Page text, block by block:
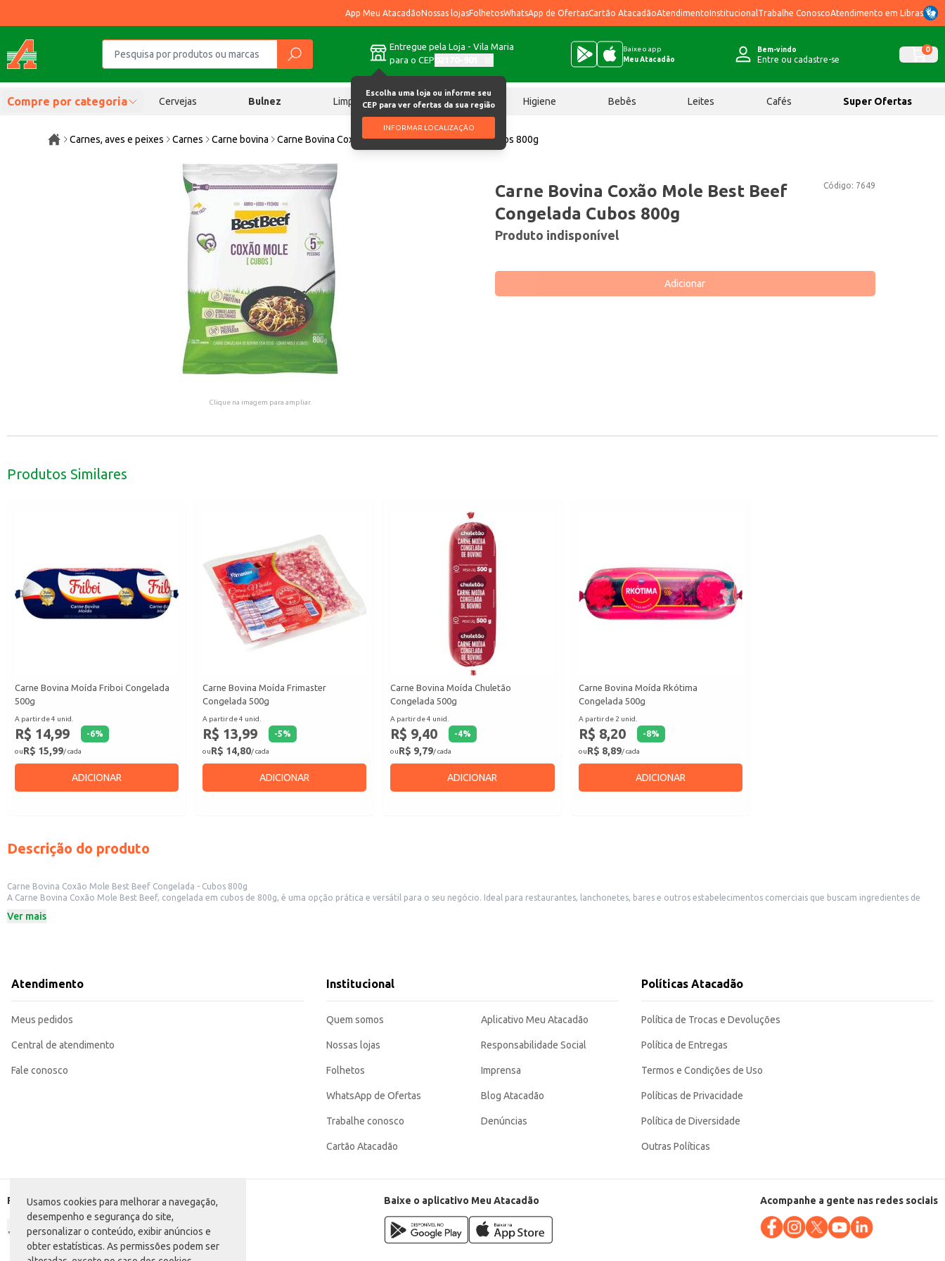
Usamos cookies para melhorar a navegação,
desempenho e segurança do site,
personalizar o conteúdo, exibir anúncios e
obter estatísticas. As permissões podem ser
App Meu AtacadãoNossas lojasFolhetosWhatsApp de OfertasCartão AtacadãoAtendimentoInstitucional Trabalhe ConoscoAtendimento em Libras
Entregue pela Loja - Vila Maria
para o CEP
Escolha uma loja ou informe seu
CEP para ver ofertas da sua região
INFORMAR LOCALIZAÇÃO
Baixe o app
Meu Atacadão
Bem-vindo
Entre ou cadastre-se
0
Compre por categoria Cervejas Bulnez Limpeza Chocolates Higiene Bebês Leites Cafés Super Ofertas
Carnes, aves e peixes Carnes Carne bovina Carne Bovina Coxão Mole Best Beef Congelada Cubos 800g
Clique na imagem para ampliar.
Código: 7649
Carne Bovina Coxão Mole Best Beef
Congelada Cubos 800g
Produto indisponível
Adicionar
Produtos Similares
Carne Bovina Moída Friboi Congelada
500g
A partir de 4 unid.
R$ 14,99 -6%
ouR$ 15,99/ cada
ADICIONAR
Carne Bovina Moída Frimaster
Congelada 500g
A partir de 4 unid.
R$ 13,99 -5%
ouR$ 14,80/ cada
ADICIONAR
Carne Bovina Moída Chuletão
Congelada 500g
A partir de 4 unid.
R$ 9,40 -4%
ouR$ 9,79/ cada
ADICIONAR
Carne Bovina Moída Rkótima
Congelada 500g
A partir de 2 unid.
R$ 8,20 -8%
ouR$ 8,89/ cada
ADICIONAR
Descrição do produto
Carne Bovina Coxão Mole Best Beef Congelada - Cubos 800g
A Carne Bovina Coxão Mole Best Beef, congelada em cubos de 800g, é uma opção prática e versátil para o seu negócio. Ideal para restaurantes, lanchonetes, bares e outros estabelecimentos comerciais que buscam ingredientes de
Marca: Best Beef
Ideal para preparo de diversos pratos, como: strogonoff, carne de panela, ensopados e outros.
Pode ser utilizada em receitas que exigem carne em cubos, facilitando o preparo e o cozimento.
A Carne Bovina Coxão Mole Best Beef oferece praticidade e rendimento, contribuindo para a eficiência na sua cozinha e a satisfação dos seus clientes. Sua qualidade garante sabor e textura em seus pratos.
Ver mais
Atendimento
Meus pedidos
Central de atendimento
Fale conosco
Institucional
Quem somos
Nossas lojas
Folhetos
WhatsApp de Ofertas
Trabalhe conosco
Cartão Atacadão
Aplicativo Meu Atacadão
Responsabilidade Social
Imprensa
Blog Atacadão
Denúncias
Políticas Atacadão
Política de Trocas e Devoluções
Política de Entregas
Termos e Condições de Uso
Políticas de Privacidade
Política de Diversidade
Outras Políticas
Formas de pagamento Baixe o aplicativo Meu Atacadão Acompanhe a gente nas redes sociais